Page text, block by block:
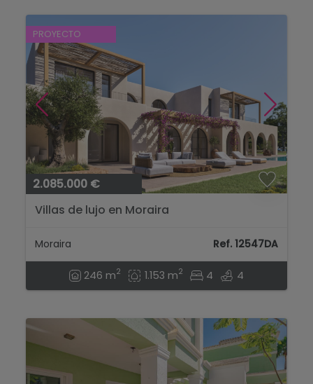
PROYECTO
2.085.000 €
Villas de lujo en Moraira
Moraira Ref. 12547DA
246 m2 1.153 m2 4 4